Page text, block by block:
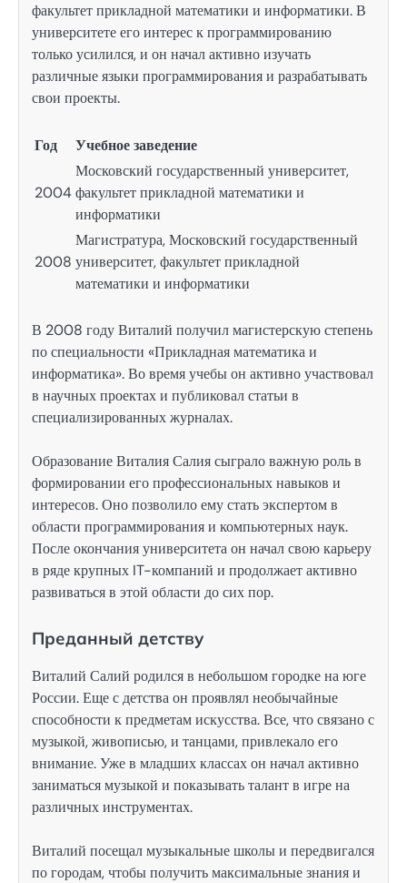
факультет прикладной математики и информатики. В
университете его интерес к программированию
только усилился, и он начал активно изучать
различные языки программирования и разрабатывать
свои проекты.
Год Учебное заведение
2004
Московский государственный университет,
факультет прикладной математики и
информатики
2008
Магистратура, Московский государственный
университет, факультет прикладной
математики и информатики
В 2008 году Виталий получил магистерскую степень
по специальности «Прикладная математика и
информатика». Во время учебы он активно участвовал
в научных проектах и публиковал статьи в
специализированных журналах.
Образование Виталия Салия сыграло важную роль в
формировании его профессиональных навыков и
интересов. Оно позволило ему стать экспертом в
области программирования и компьютерных наук.
После окончания университета он начал свою карьеру
в ряде крупных IT-компаний и продолжает активно
развиваться в этой области до сих пор.
Преданный детству
Виталий Салий родился в небольшом городке на юге
России. Еще с детства он проявлял необычайные
способности к предметам искусства. Все, что связано с
музыкой, живописью, и танцами, привлекало его
внимание. Уже в младших классах он начал активно
заниматься музыкой и показывать талант в игре на
различных инструментах.
Виталий посещал музыкальные школы и передвигался
по городам, чтобы получить максимальные знания и